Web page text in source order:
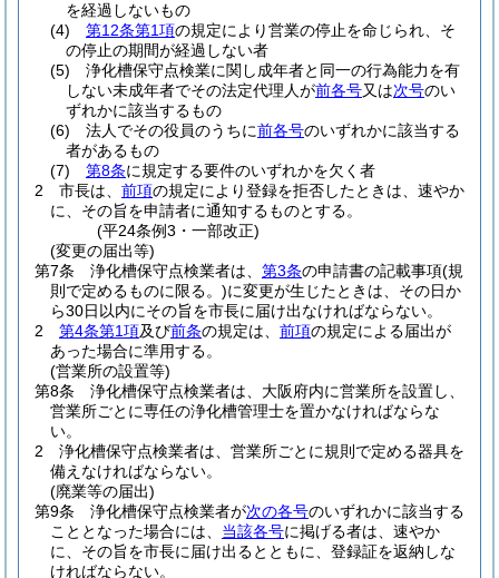
を経過しないもの
(4)
第12条第1項の規定により営業の停止を命じられ、そ
の停止の期間が経過しない者
(5)
浄化槽保守点検業に関し成年者と同一の行為能力を有
しない未成年者でその法定代理人が前各号又は次号のい
ずれかに該当するもの
(6)
法人でその役員のうちに前各号のいずれかに該当する
者があるもの
(7)
第8条に規定する要件のいずれかを欠く者
2
市長は、 前項の規定により登録を拒否したときは、速やか
に、その旨を申請者に通知するものとする。
(平24条例3・一部改正)
(変更の届出等)
第7条
浄化槽保守点検業者は、 第3条の申請書の記載事項(規
則で定めるものに限る。)に変更が生じたときは、その日か
ら30日以内にその旨を市長に届け出なければならない。
2
第4条第1項及び前条の規定は、 前項の規定による届出が
あった場合に準用する。
(営業所の設置等)
第8条
浄化槽保守点検業者は、大阪府内に営業所を設置し、
営業所ごとに専任の浄化槽管理士を置かなければならな
い。
2
浄化槽保守点検業者は、営業所ごとに規則で定める器具を
備えなければならない。
(廃業等の届出)
第9条
浄化槽保守点検業者が次の各号のいずれかに該当する
こととなった場合には、 当該各号に掲げる者は、速やか
に、その旨を市長に届け出るとともに、登録証を返納しな
ければならない。